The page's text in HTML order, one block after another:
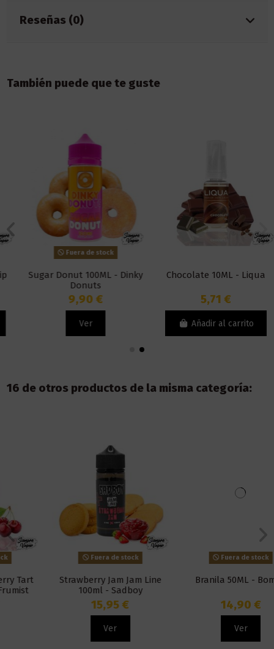
Reseñas (0)
También puede que te guste
Fuera de stock
Sugar Donut 100ML - Dinky
Donuts
9,90 €
Chocolate 10ML - Liqua
5,71 €
Añadir al carrito
16 de otros productos de la misma categoría:
Fuera de stock
Strawberry Jam Jam Line
100ml - Sadboy
Fuera de stock
Branila 50ML - Bombo
14,90 €